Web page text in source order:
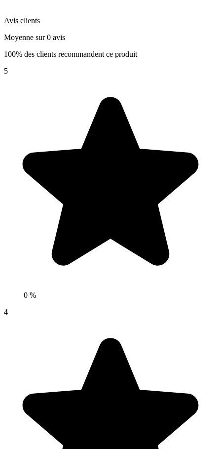
Avis clients
Moyenne sur 0 avis
100% des clients recommandent ce produit
5
0 %
4